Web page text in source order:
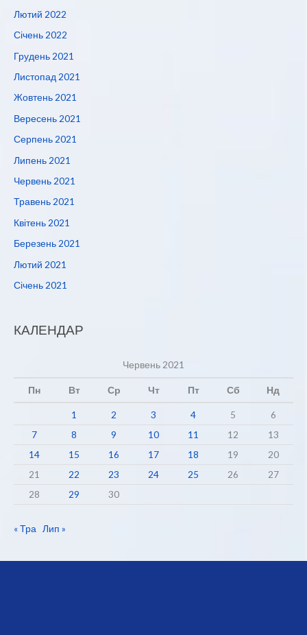
Лютий 2022
Січень 2022
Грудень 2021
Листопад 2021
Жовтень 2021
Вересень 2021
Серпень 2021
Липень 2021
Червень 2021
Травень 2021
Квітень 2021
Березень 2021
Лютий 2021
Січень 2021
КАЛЕНДАР
Червень 2021
Пн Вт Ср Чт Пт Сб Нд
1 2 3 4 5
6
7
8 9 10 11 12
13
14
15 16 17 18 19
20
21
22 23 24 25 26
27
28
29 30
« Тра Лип »